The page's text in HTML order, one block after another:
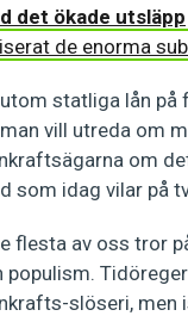
det ökade utsläpp
de enorma
statliga lån på
vill utreda om
om
som idag vilar på
flesta av oss tror
populism.
slöseri, men